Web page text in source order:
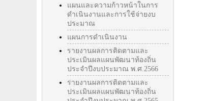
แผนและความก้าวหน้าในการ
ดำเนินงานและการใช้จ่ายงบ
ประมาณ
แผนการดำเนินงาน
รายงานผลการติดตามและ
ประเมินผลแผนพัฒนาท้องถิ่น
ประจำปีงบประมาณ พ.ศ.2566
รายงานผลการติดตามและ
ประเมินผลแผนพัฒนาท้องถิ่น